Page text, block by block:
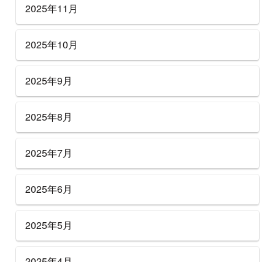
2025年11月
2025年10月
2025年9月
2025年8月
2025年7月
2025年6月
2025年5月